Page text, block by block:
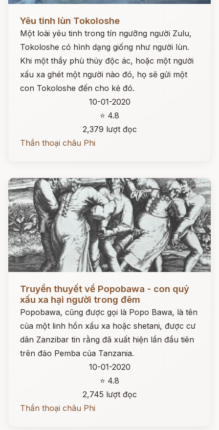
Yêu tinh lùn Tokoloshe
Một loài yêu tinh trong tín ngưỡng người Zulu,
Tokoloshe có hình dạng giống như người lùn.
Khi một thầy phù thủy độc ác, hoặc một người
xấu xa ghét một người nào đó, họ sẽ gửi một
con Tokoloshe đến cho kẻ đó.
10-01-2020
⭐ 4.8
2,379 lượt đọc
Thần thoại châu Phi
Đọc ngay
Truyền thuyết về Popobawa - con quỷ
xấu xa hại người trong đêm
Popobawa, cũng được gọi là Popo Bawa, là tên
của một linh hồn xấu xa hoặc shetani, được cư
dân Zanzibar tin rằng đã xuất hiện lần đầu tiên
trên đảo Pemba của Tanzania.
10-01-2020
⭐ 4.8
2,745 lượt đọc
Thần thoại châu Phi